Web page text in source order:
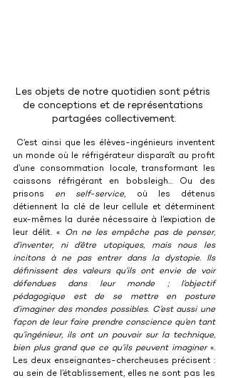
Les objets de notre quotidien sont pétris
de conceptions et de représentations
partagées collectivement.
C’est ainsi que les élèves-ingénieurs inventent
un monde où le réfrigérateur disparaît au profit
d’une consommation locale, transformant les
caissons réfrigérant en bobsleigh… Ou des
prisons en self-service, où les détenus
détiennent la clé de leur cellule et déterminent
eux-mêmes la durée nécessaire à l’expiation de
leur délit. «
On ne les empêche pas de penser,
d’inventer, ni d’être utopiques, mais nous les
incitons à ne pas entrer dans la dystopie. Ils
définissent des valeurs qu’ils ont envie de voir
défendues dans leur monde ; l’objectif
pédagogique est de se mettre en posture
d’imaginer des mondes possibles. C’est aussi une
façon de leur faire prendre conscience qu’en tant
qu’ingénieur, ils ont un pouvoir sur la technique,
bien plus grand que ce qu’ils peuvent imaginer ».
Les deux enseignantes-chercheuses précisent :
au sein de l’établissement, elles ne sont pas les